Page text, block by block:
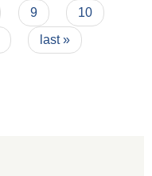
9
10
last »